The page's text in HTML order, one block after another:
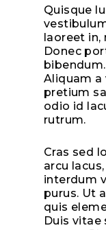
Quisque
laoreet in,
Donec
Aliquam
pretium
odio id
rutrum.
Cras sed
arcu
interdum
purus. Ut
quis
Duis vitae